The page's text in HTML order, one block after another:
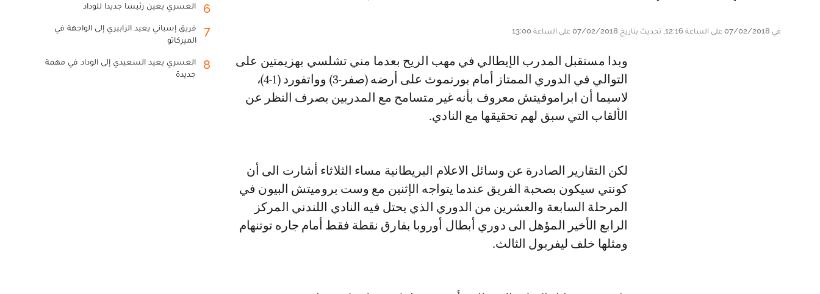
في 07/02/2018 على الساعة 12:16, تحديث بتاريخ 07/02/2018 على الساعة 13:00
وبدا مستقبل المدرب الإيطالي في مهب الريح بعدما مني تشلسي بهزيمتين على
التوالي في الدوري الممتاز أمام بورنموث على أرضه (صفر-3) وواتفورد (1-4)،
لاسيما أن ابراموفيتش معروف بأنه غير متسامح مع المدربين بصرف النظر عن
الألقاب التي سبق لهم تحقيقها مع النادي.
لكن التقارير الصادرة عن وسائل الاعلام البريطانية مساء الثلاثاء أشارت الى أن
كونتي سيكون بصحبة الفريق عندما يتواجه الإثنين مع وست بروميتش البيون في
المرحلة السابعة والعشرين من الدوري الذي يحتل فيه النادي اللندني المركز
الرابع الأخير المؤهل الى دوري أبطال أوروبا بفارق نقطة فقط أمام جاره توتنهام
ومثلها خلف ليفربول الثالث.
6 العسري يعين رئيسا جديدا للوداد
7
فريق إسباني يعيد الزابيري إلى الواجهة في
الميركاتو
8
العسري يعيد السعيدي إلى الوداد في مهمة
جديدة